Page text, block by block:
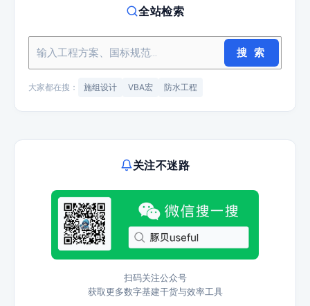
全站检索
搜 索
大家都在搜： 施组设计 VBA宏 防水工程
关注不迷路
扫码关注公众号
获取更多数字基建干货与效率工具